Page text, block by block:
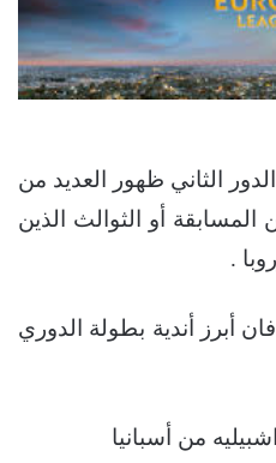
الثاني ظهور العديد من
أو الثوالث الذين
.
أبرز أندية بطولة الدوري
من أسبانيا